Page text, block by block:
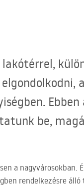
Ebben
be,
a nagyvárosokban.
rendelkezésre